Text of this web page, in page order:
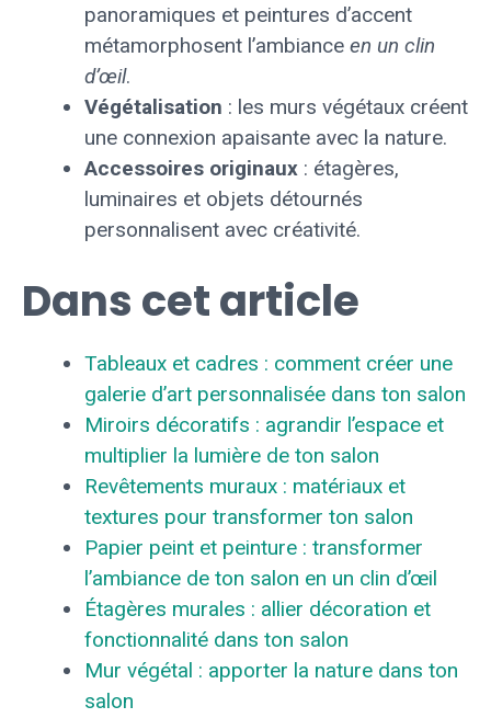
panoramiques et peintures d’accent
métamorphosent l’ambiance en un clin
d’œil.
Végétalisation : les murs végétaux créent
une connexion apaisante avec la nature.
Accessoires originaux : étagères,
luminaires et objets détournés
personnalisent avec créativité.
Dans cet article
Tableaux et cadres : comment créer une
galerie d’art personnalisée dans ton salon
Miroirs décoratifs : agrandir l’espace et
multiplier la lumière de ton salon
Revêtements muraux : matériaux et
textures pour transformer ton salon
Papier peint et peinture : transformer
l’ambiance de ton salon en un clin d’œil
Étagères murales : allier décoration et
fonctionnalité dans ton salon
Mur végétal : apporter la nature dans ton
salon